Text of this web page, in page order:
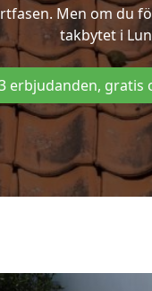
Men om
takbytet i
erbjudanden,